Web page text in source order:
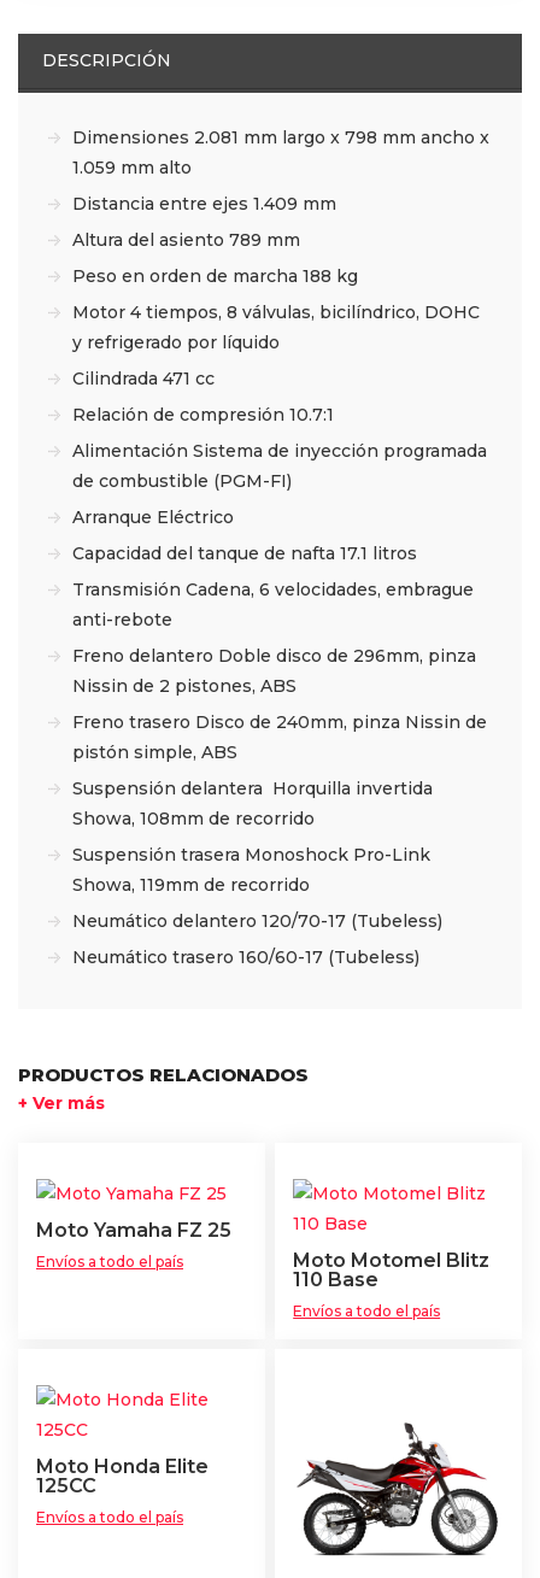
DESCRIPCIÓN
Dimensiones 2.081 mm largo x 798 mm ancho x
1.059 mm alto
Distancia entre ejes 1.409 mm
Altura del asiento 789 mm
Peso en orden de marcha 188 kg
Motor 4 tiempos, 8 válvulas, bicilíndrico, DOHC
y refrigerado por líquido
Cilindrada 471 cc
Relación de compresión 10.7:1
Alimentación Sistema de inyección programada
de combustible (PGM-FI)
Arranque Eléctrico
Capacidad del tanque de nafta 17.1 litros
Transmisión Cadena, 6 velocidades, embrague
anti-rebote
Freno delantero Doble disco de 296mm, pinza
Nissin de 2 pistones, ABS
Freno trasero Disco de 240mm, pinza Nissin de
pistón simple, ABS
Suspensión delantera Horquilla invertida
Showa, 108mm de recorrido
Suspensión trasera Monoshock Pro-Link
Showa, 119mm de recorrido
Neumático delantero 120/70-17 (Tubeless)
Neumático trasero 160/60-17 (Tubeless)
PRODUCTOS RELACIONADOS
+ Ver más
Moto Yamaha FZ 25
Envíos a todo el país
Moto Motomel Blitz
110 Base
Envíos a todo el país
Moto Honda Elite
125CC
Envíos a todo el país